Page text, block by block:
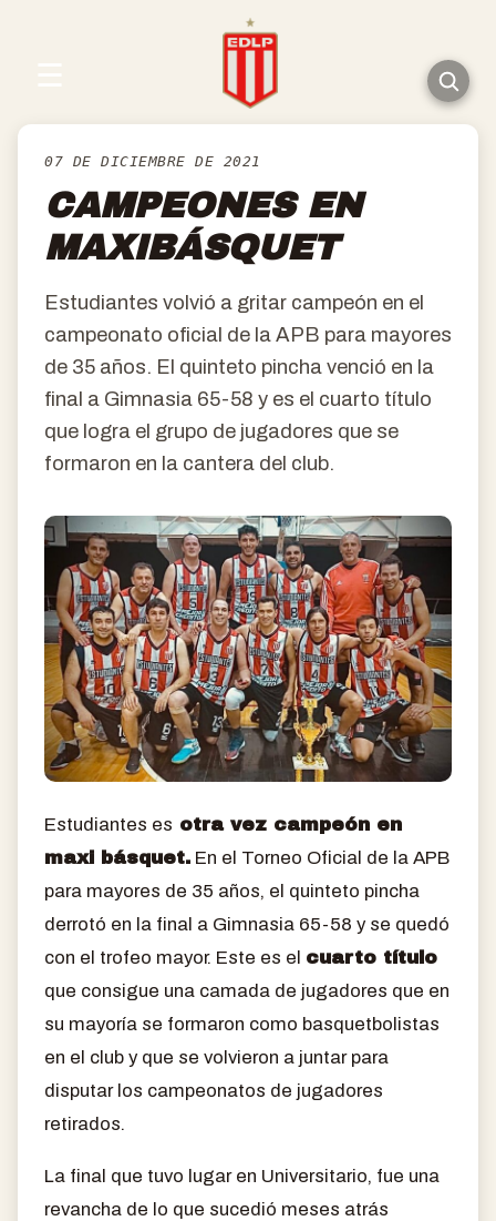
07 DE DICIEMBRE DE 2021
CAMPEONES EN
MAXIBÁSQUET
Estudiantes volvió a gritar campeón en el
campeonato oficial de la APB para mayores
de 35 años. El quinteto pincha venció en la
final a Gimnasia 65-58 y es el cuarto título
que logra el grupo de jugadores que se
formaron en la cantera del club.
Estudiantes es otra vez campeón en
maxi básquet. En el Torneo Oficial de la APB
para mayores de 35 años, el quinteto pincha
derrotó en la final a Gimnasia 65-58 y se quedó
con el trofeo mayor. Este es el cuarto título
que consigue una camada de jugadores que en
su mayoría se formaron como basquetbolistas
en el club y que se volvieron a juntar para
disputar los campeonatos de jugadores
retirados.
La final que tuvo lugar en Universitario, fue una
revancha de lo que sucedió meses atrás